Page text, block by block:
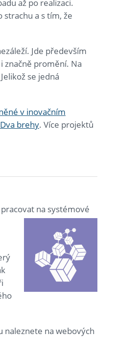
až po realizaci.
a s tím, že
Jde především
značně promění. Na
se jedná
v inovačním
Dva brehy. Více projektů
na systémové
naleznete na webových